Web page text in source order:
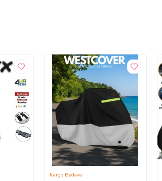
Kargo Bedava